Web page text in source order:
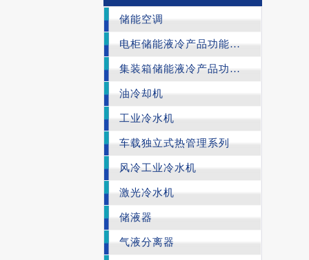
储能空调
电柜储能液冷产品功能与特性
集装箱储能液冷产品功能与特性
油冷却机
工业冷水机
车载独立式热管理系列
风冷工业冷水机
激光冷水机
储液器
气液分离器